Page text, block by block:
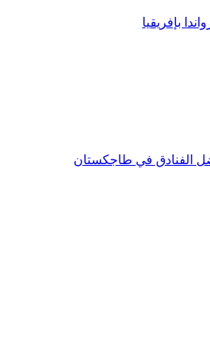
بإفريقيا
الفنادق في طاجكستان